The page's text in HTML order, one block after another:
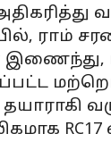
ராம்
இணைந்து,
RC17